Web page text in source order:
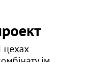
цехах